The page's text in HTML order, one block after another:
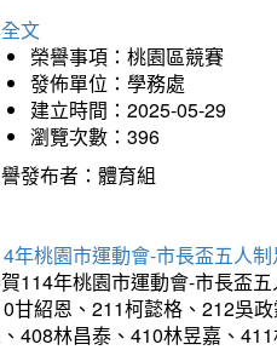
文
榮譽事項：桃園區競賽
發佈單位：學務處
建立時間：2025-05-29
瀏覽次數：396
發布者：體育組
年桃園市運動會-市長盃五人
114年桃園市運動會-市長盃
甘紹恩、211柯懿格、212吳
408林昌泰、410林昱嘉、